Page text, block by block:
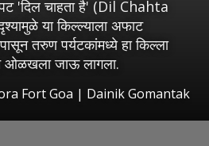
'दिल चाहता है' (Dil Chahta
या किल्ल्याला अफाट
तरुण पर्यटकांमध्ये हा किल्ला
ओळखला जाऊ लागला.
Fort Goa | Dainik Gomantak